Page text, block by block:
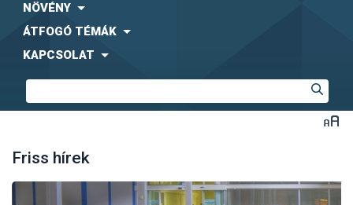
NÖVÉNY
ÁTFOGÓ TÉMÁK
KAPCSOLAT
Friss hírek